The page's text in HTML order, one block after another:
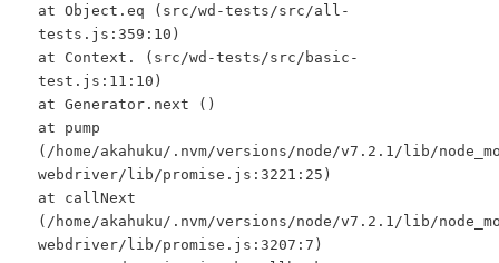
at Object.eq (src/wd-tests/src/all-
tests.js:359:10)
at Context.
(src/wd-tests/src/basic-
test.js:11:10)
at Generator.next ( )
at pump
(/home/akahuku/.nvm/versions/node/v7.2.1/lib/
webdriver/lib/promise.js:3221:25)
at callNext
(/home/akahuku/.nvm/versions/node/v7.2.1/lib/
webdriver/lib/promise.js:3207:7)